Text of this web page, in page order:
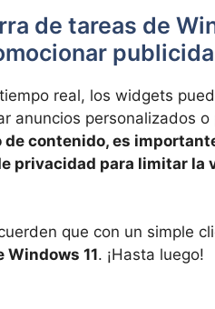
de tareas de
real, los widgets
anuncios personalizados
de contenido, es
privacidad para limitar la
que con ⁤un simple
‌Windows 11. ¡Hasta luego!